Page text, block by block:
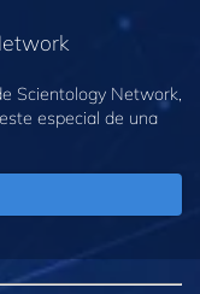
Scientology Network,
especial de una